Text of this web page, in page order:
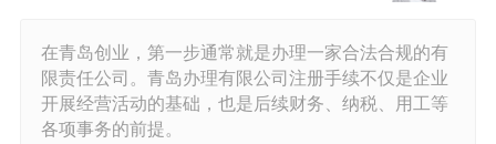
在青岛创业，第一步通常就是办理一家合法合规的有
限责任公司。青岛办理有限公司注册手续不仅是企业
开展经营活动的基础，也是后续财务、纳税、用工等
各项事务的前提。